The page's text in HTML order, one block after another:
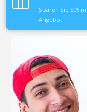
Sparen Sie 50€
Angebot.